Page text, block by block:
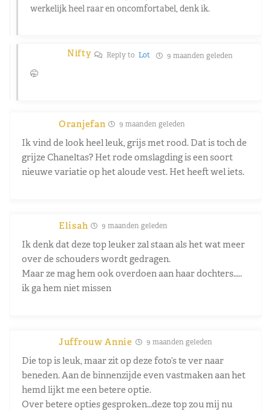
werkelijk heel raar en oncomfortabel, denk ik.
Nifty Reply to Lot 9 maanden geleden
🤭
Oranjefan 9 maanden geleden
Ik vind de look heel leuk, grijs met rood. Dat is toch de
grijze Chaneltas? Het rode omslagding is een soort
nieuwe variatie op het aloude vest. Het heeft wel iets.
Elisah 9 maanden geleden
Ik denk dat deze top leuker zal staan als het wat meer
over de schouders wordt gedragen.
Maar ze mag hem ook overdoen aan haar dochters…..
ik ga hem niet missen
Juffrouw Annie 9 maanden geleden
Die top is leuk, maar zit op deze foto’s te ver naar
beneden. Aan de binnenzijde even vastmaken aan het
hemd lijkt me een betere optie.
Over betere opties gesproken…deze top zou mij nu